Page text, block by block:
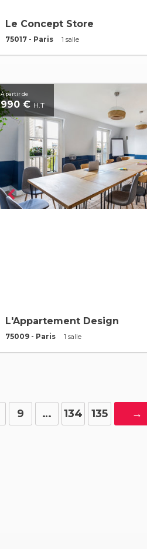
Le Concept Store
75017 - Paris 1 salle
À partir de
990 € H.T
L'Appartement Design
75009 - Paris 1 salle
9 … 134 135 →